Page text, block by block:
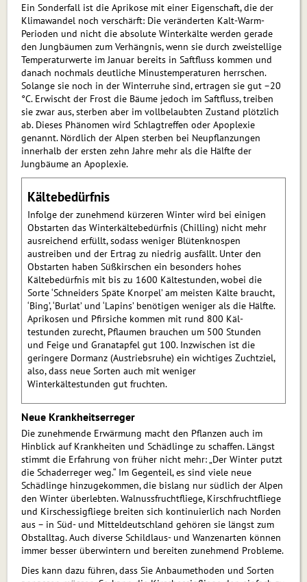
Ein Sonderfall ist die Aprikose mit einer Eigenschaft, die der
Klimawandel noch verschärft: Die veränderten Kalt-Warm-
Perioden und nicht die absolute Winterkälte werden gerade
den Jungbäumen zum Verhängnis, wenn sie durch zweistellige
Temperaturwerte im Januar bereits in Saftfluss kommen und
danach nochmals deutliche Minus­temperaturen herrschen.
Solange sie noch in der Winterruhe sind, ertragen sie gut –20
°C. Er­wischt der Frost die Bäume jedoch im Saftfluss, treiben
sie zwar aus, sterben aber im vollbelaubten Zustand plötzlich
ab. Dieses Phänomen wird Schlagtreffen oder Apoplexie
genannt. Nördlich der Alpen sterben bei Neupflanzungen
innerhalb der ersten zehn Jahre mehr als die Hälfte der
Jungbäume an Apoplexie.
Kältebedürfnis
Infolge der zunehmend kürzeren Winter wird bei einigen
Obst­arten das Winterkältebedürfnis (Chilling) nicht mehr
ausreichend erfüllt, sodass weniger Blütenknospen
austreiben und der Ertrag zu niedrig ausfällt. Unter den
Obstarten haben Süßkirschen ein besonders hohes
Kältebedürfnis mit bis zu 1600 Kälte­stunden, wobei die
Sorte ‘Schneiders Späte Knorpel’ am meisten Kälte braucht,
‘Bing’, ‘Burlat’ und ‘Lapins’ benötigen weniger als die Hälfte.
Aprikosen und Pfirsiche kommen mit rund 800 Käl­
testunden zurecht, Pflaumen brauchen um 500 Stunden
und Feige und Granatapfel gut 100. Inzwischen ist die
geringere Dormanz (Austriebsruhe) ein wichtiges Zuchtziel,
also, dass neue Sorten auch mit weniger
Winterkältestunden gut fruchten.
Neue Krankheitserreger
Die zunehmende Erwärmung macht den Pflanzen auch im
Hinblick auf Krankheiten und Schädlinge zu schaffen. Längst
stimmt die Erfahrung von früher nicht mehr: „Der Winter putzt
die Schaderreger weg.“ Im Gegenteil, es sind viele neue
Schädlinge hinzugekommen, die bislang nur südlich der Alpen
den Winter überlebten. Walnussfruchtfliege, Kirschfruchtfliege
und Kirschessigfliege breiten sich kontinuierlich nach Norden
aus – in Süd- und Mitteldeutschland gehören sie längst zum
Obstalltag. Auch diverse Schildlaus- und Wanzenarten können
immer besser überwintern und bereiten zunehmend Probleme.
Dies kann dazu führen, dass Sie Anbaumethoden und Sorten